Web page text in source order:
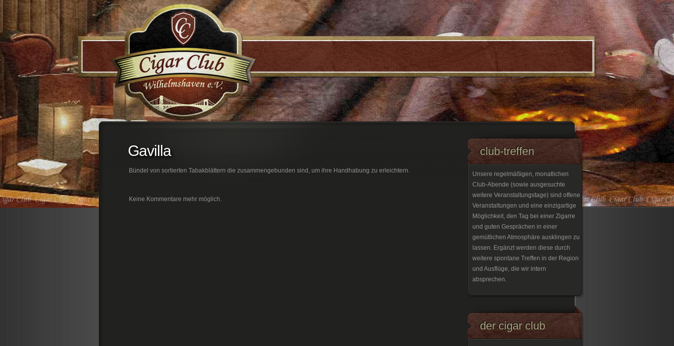
;
Gavilla
Bündel von sortierten Tabakblättern die zusammengebunden sind, um ihre Handhabung zu erleichtern.
Keine Kommentare mehr möglich.
club-treffen
Unsere regelmäßigen, monatlichen
Club-Abende (sowie ausgesuchte
weitere Veranstaltungstage) sind offene
Veranstaltungen und eine einzigartige
Möglichkeit, den Tag bei einer Zigarre
und guten Gesprächen in einer
gemütlichen Atmosphäre ausklingen zu
lassen. Ergänzt werden diese durch
weitere spontane Treffen in der Region
und Ausflüge, die wir intern
absprechen.
der cigar club